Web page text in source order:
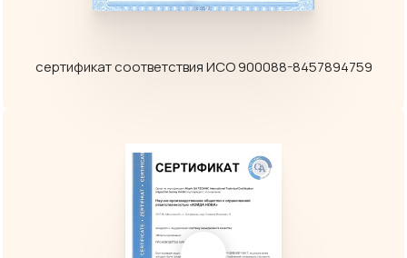
сертификат соответствия ИСО 900088-8457894759